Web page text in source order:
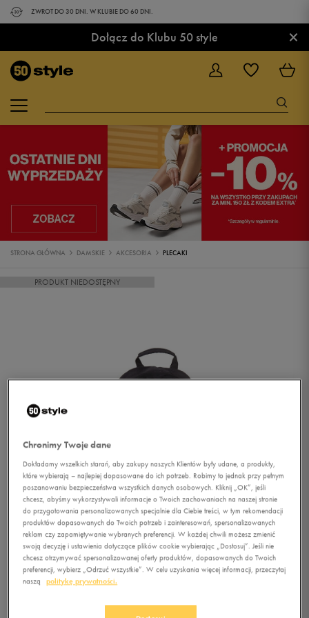
ZWROT DO 30 DNI. W KLUBIE DO 60 DNI.
Dołącz do Klubu 50 style ×
STRONA GŁÓWNA DAMSKIE AKCESORIA PLECAKI
PRODUKT NIEDOSTĘPNY
1/1
CONFRONT PLECAK 22L
Chronimy Twoje dane
Dokładamy wszelkich starań, aby zakupy naszych Klientów były udane, a produkty,
które wybierają – najlepiej dopasowane do ich potrzeb. Robimy to jednak przy pełnym
poszanowaniu bezpieczeństwa wszystkich danych osobowych. Kliknij „OK”, jeśli
chcesz, abyśmy wykorzystywali informacje o Twoich zachowaniach na naszej stronie
do przygotowania personalizowanych specjalnie dla Ciebie treści, w tym rekomendacji
produktów dopasowanych do Twoich potrzeb i zainteresowań, spersonalizowanych
reklam czy zapamiętywanie wybranych preferencji. W każdej chwili możesz zmienić
swoją decyzję i ustawienia dotyczące plików cookie wybierając „Dostosuj”. Jeśli nie
chcesz otrzymywać spersonalizowanej oferty produktów, dopasowanych do Twoich
preferencji, wybierz „Odrzuć wszystkie”. W celu uzyskania więcej informacji, przeczytaj
naszą
politykę prywatności.